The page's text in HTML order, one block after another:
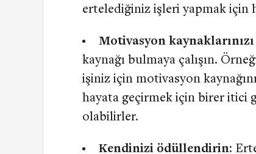
ertelediğiniz işleri yapmak için
Motivasyon
kaynağı bulmaya çalışın.
işiniz için motivasyon
hayata geçirmek için birer itici
olabilirler.
Kendinizi ödüllendirin: